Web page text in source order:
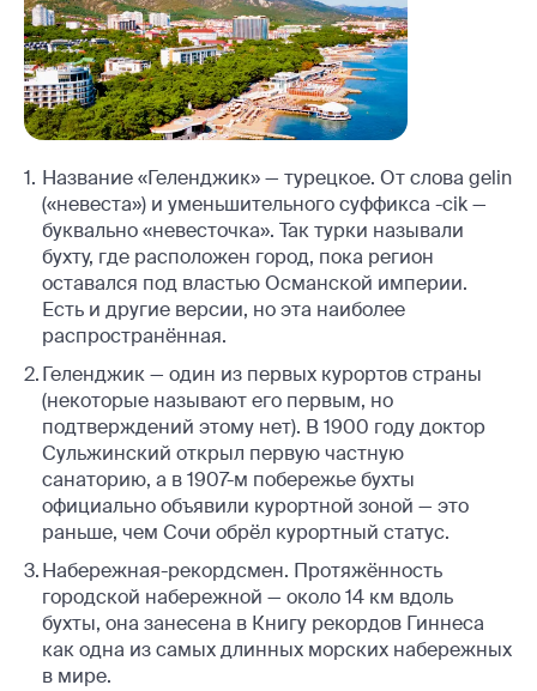
Название «Геленджик» — турецкое. От слова gelin
(«невеста») и уменьшительного суффикса -cik —
буквально «невесточка». Так турки называли
бухту, где расположен город, пока регион
оставался под властью Османской империи.
Есть и другие версии, но эта наиболее
распространённая.
Геленджик — один из первых курортов страны
(некоторые называют его первым, но
подтверждений этому нет). В 1900 году доктор
Сульжинский открыл первую частную
санаторию, а в 1907-м побережье бухты
официально объявили курортной зоной — это
раньше, чем Сочи обрёл курортный статус.
Набережная-рекордсмен. Протяжённость
городской набережной — около 14 км вдоль
бухты, она занесена в Книгу рекордов Гиннеса
как одна из самых длинных морских набережных
в мире.